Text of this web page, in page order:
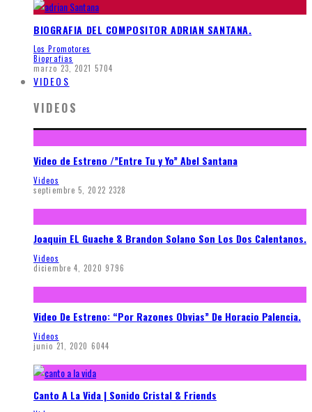
BIOGRAFIA DEL COMPOSITOR ADRIAN SANTANA.
Los Promotores
Biografias
marzo 23, 2021 5704
VIDEOS
VIDEOS
Video de Estreno /”Entre Tu y Yo” Abel Santana
Videos
septiembre 5, 2022 2328
Joaquin EL Guache & Brandon Solano Son Los Dos Calentanos.
Videos
diciembre 4, 2020 9796
Video De Estreno: “Por Razones Obvias” De Horacio Palencia.
Videos
junio 21, 2020 6044
Canto A La Vida | Sonido Cristal & Friends